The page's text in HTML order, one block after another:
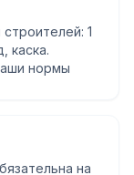
1
каска.
нормы
на